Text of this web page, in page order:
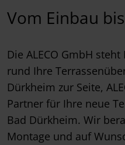
Vom Einbau
Die ALECO GmbH
rund Ihre
Dürkheim zur Seite,
Partner für Ihre neue
Bad Dürkheim. Wir
Montage und auf